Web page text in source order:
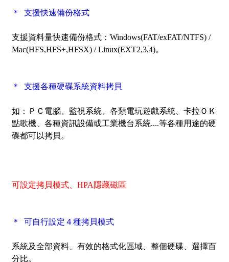
＊ 支援快速備份格式
支援資料量快速備份格式：Windows(FAT/exFAT/NTFS) /
Mac(HFS,HFS+,HFSX) / Linux(EXT2,3,4)。
＊ 支援各種硬碟系統資料拷貝
如：ＰＣ電腦、監視系統、各類電玩遊戲系統、卡拉ＯＫ
點歌機、各種資訊設備或工業機台系統....等各種用途的硬
碟都可以拷貝。
可設定拷貝模式、HPA隱藏磁區
＊ 可自行設定４種拷貝模式
系統及全部資料、有效的格式化區域、整個硬碟、選擇百
分比。